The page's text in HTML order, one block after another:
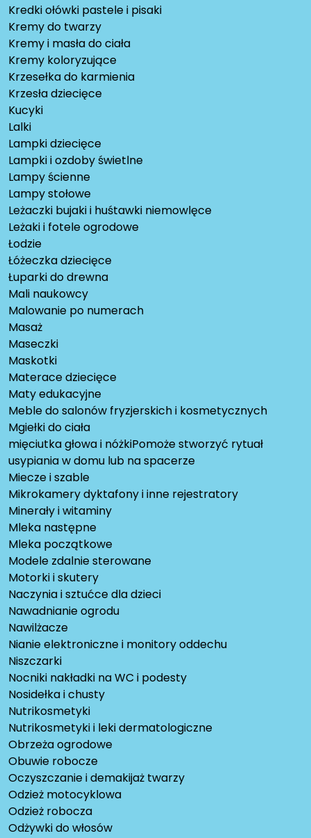
Kredki ołówki pastele i pisaki
Kremy do twarzy
Kremy i masła do ciała
Kremy koloryzujące
Krzesełka do karmienia
Krzesła dziecięce
Kucyki
Lalki
Lampki dziecięce
Lampki i ozdoby świetlne
Lampy ścienne
Lampy stołowe
Leżaczki bujaki i huśtawki niemowlęce
Leżaki i fotele ogrodowe
Łodzie
Łóżeczka dziecięce
Łuparki do drewna
Mali naukowcy
Malowanie po numerach
Masaż
Maseczki
Maskotki
Materace dziecięce
Maty edukacyjne
Meble do salonów fryzjerskich i kosmetycznych
Mgiełki do ciała
mięciutka głowa i nóżkiPomoże stworzyć rytuał
usypiania w domu lub na spacerze
Miecze i szable
Mikrokamery dyktafony i inne rejestratory
Minerały i witaminy
Mleka następne
Mleka początkowe
Modele zdalnie sterowane
Motorki i skutery
Naczynia i sztućce dla dzieci
Nawadnianie ogrodu
Nawilżacze
Nianie elektroniczne i monitory oddechu
Niszczarki
Nocniki nakładki na WC i podesty
Nosidełka i chusty
Nutrikosmetyki
Nutrikosmetyki i leki dermatologiczne
Obrzeża ogrodowe
Obuwie robocze
Oczyszczanie i demakijaż twarzy
Odzież motocyklowa
Odzież robocza
Odżywki do włosów